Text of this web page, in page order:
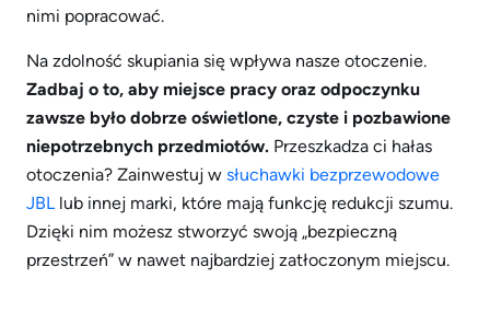
nimi popracować.
Na zdolność skupiania się wpływa nasze otoczenie.
Zadbaj o to, aby miejsce pracy oraz odpoczynku
zawsze było dobrze oświetlone, czyste i pozbawione
niepotrzebnych przedmiotów. Przeszkadza ci hałas
otoczenia? Zainwestuj w słuchawki bezprzewodowe
JBLlub innej marki, które mają funkcję redukcji szumu.
Dzięki nim możesz stworzyć swoją „bezpieczną
przestrzeń” w nawet najbardziej zatłoczonym miejscu.